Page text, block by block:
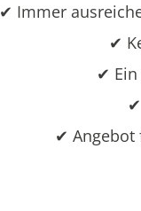
✔ Immer
✔
✔
✔ Angebot